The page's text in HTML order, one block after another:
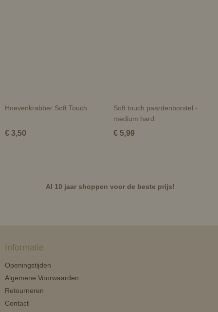
Hoevenkrabber Soft Touch
€ 3,50
Soft touch paardenborstel -
medium hard
€ 5,99
Al 10 jaar shoppen voor de beste prijs!
Informatie
Openingstijden
Algemene Voorwaarden
Retourneren
Contact